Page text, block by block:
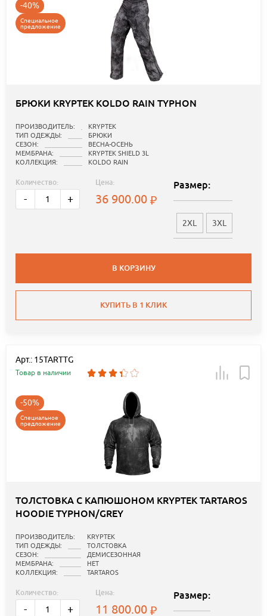
-40%
Специальное
предложение
БРЮКИ KRYPTEK KOLDO RAIN TYPHON
ПРОИЗВОДИТЕЛЬ:
KRYPTEK
ТИП ОДЕЖДЫ:
БРЮКИ
СЕЗОН:
ВЕСНА-ОСЕНЬ
МЕМБРАНА:
KRYPTEK SHIELD 3L
КОЛЛЕКЦИЯ:
KOLDO RAIN
Количество:
- +
Цена:
36 900.00
Размер:
2XL 3XL
В КОРЗИНУ
КУПИТЬ В 1 КЛИК
Арт.: 15TARTTG
Товар в наличии
-50%
Специальное
предложение
ТОЛСТОВКА С КАПЮШОНОМ KRYPTEK TARTAROS
HOODIE TYPHON/GREY
ПРОИЗВОДИТЕЛЬ:
KRYPTEK
ТИП ОДЕЖДЫ:
ТОЛСТОВКА
СЕЗОН:
ДЕМИСЕЗОННАЯ
МЕМБРАНА:
НЕТ
КОЛЛЕКЦИЯ:
TARTAROS
Количество:
- +
Цена:
11 800.00
Размер: